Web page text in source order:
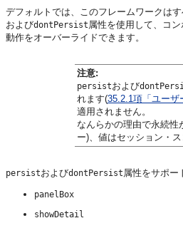
デフォルトでは、このフレームワークは
およびdontPersist 属性を使用して、コ
動作をオーバーライドできます。
注意:
persistおよび
れます(35.2.1項「ユーザ
適用されません。
なんらかの理由で永続
ー)、値はセッション・
persistおよびdontPersist 属性をサポー
panelBox
showDetail